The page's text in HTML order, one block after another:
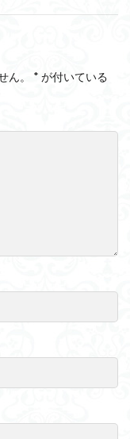
ん。 * が付いている